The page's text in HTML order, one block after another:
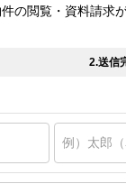
の閲覧・資料請求
2.送信